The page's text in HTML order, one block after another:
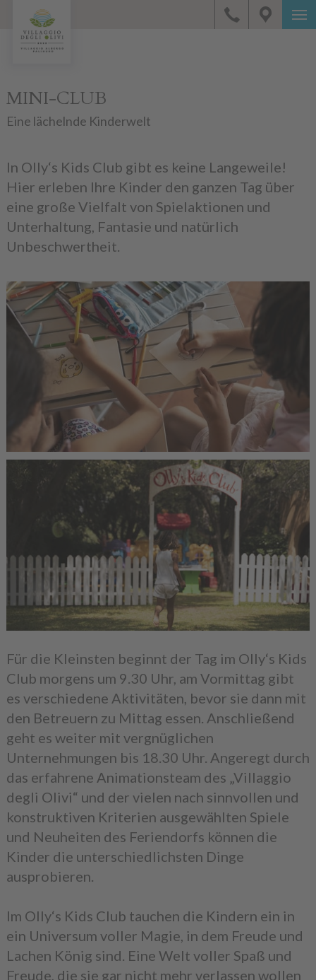
MINI-CLUB
Eine lächelnde Kinderwelt
In Olly‘s Kids Club gibt es keine Langeweile!
Hier erleben Ihre Kinder den ganzen Tag über
eine große Vielfalt von Spielaktionen und
Unterhaltung, Fantasie und natürlich
Unbeschwertheit.
Für die Kleinsten beginnt der Tag im Olly‘s Kids
Club morgens um 9.30 Uhr, am Vormittag gibt
es verschiedene Aktivitäten, bevor sie dann mit
den Betreuern zu Mittag essen. Anschließend
geht es weiter mit vergnüglichen
Unternehmungen bis 18.30 Uhr. Angeregt durch
das erfahrene Animationsteam des „Villaggio
degli Olivi“ und der vielen nach sinnvollen und
konstruktiven Kriterien ausgewählten Spiele
und Neuheiten des Feriendorfs können die
Kinder die unterschiedlichsten Dinge
ausprobieren.
Im Olly‘s Kids Club tauchen die Kindern ein in
ein Universum voller Magie, in dem Freude und
Lachen König sind. Eine Welt voller Spaß und
Freude, die sie gar nicht mehr verlassen wollen